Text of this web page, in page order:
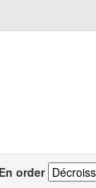
En order